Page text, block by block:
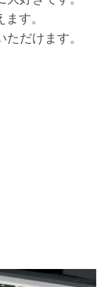
す。
だけます。